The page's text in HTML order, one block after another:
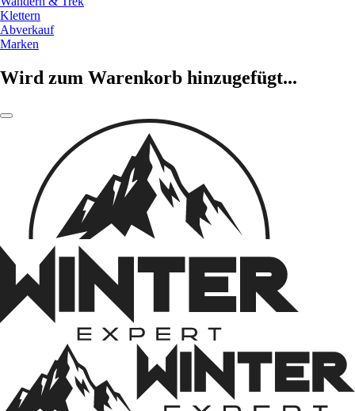
Klettern
Abverkauf
Marken
Wird zum Warenkorb hinzugefügt...